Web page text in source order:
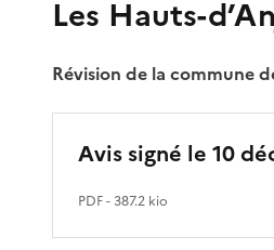
Les Hauts-
Révision de la commune
Avis signé le 10
PDF- 387.2 kio